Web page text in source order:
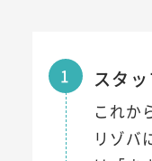
1 スタ
これか
リゾバ